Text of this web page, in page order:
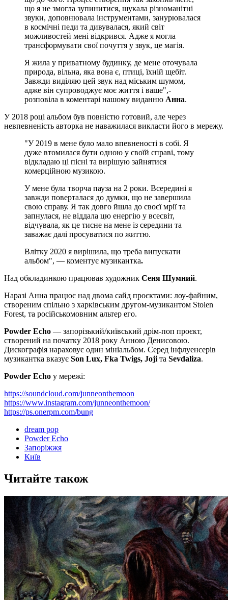
що я не змогла зупинитися, шукала різноманітні
звуки, доповнювала інструментами, занурювалася
в космічні педи та дивувалася, який світ
можливостей мені відкрився. Адже я могла
трансформувати свої почуття у звук, це магія.
Я жила у приватному будинку, де мене оточувала
природа, вільна, яка вона є, птиці, їхній щебіт.
Завжди виділяю цей звук над міським шумом,
адже він супроводжує моє життя і ваше",-
розповіла в коментарі нашому виданню Анна.
У 2018 році альбом був повністю готовий, але через
невпевненість авторка не наважилася викласти його в мережу.
"У 2019 в мене було мало впевненості в собі. Я
дуже втомилася бути одною у своїй справі, тому
відкладаю ці пісні та вирішую зайнятися
комерційною музикою.
У мене була творча пауза на 2 роки. Всередині я
завжди поверталася до думки, що не завершила
свою справу. Я так довго йшла до своєї мрії та
запнулася, не віддала цю енергію у всесвіт,
відчувала, як це тисне на мене із середини та
заважає далі просуватися по життю.
Влітку 2020 я вирішила, що треба випускати
альбом", — коментує музикантка.
Над обкладинкою працював художник Сеня Шумний.
Наразі Анна працює над двома сайд проєктами: лоу-файним,
створеним спільно з харківським другом-музикантом Stolen
Forest, та російськомовним альтер его.
Powder Echo — запорізький/київський дрім-поп проєкт,
створений на початку 2018 року Анною Денисовою.
Дискографія нараховує один мініальбом. Серед інфлуенсерів
музикантка вказує Son Lux, Fka Twigs, Joji та Sevdaliza.
Powder Echo у мережі:
https://soundcloud.com/junneonthemoon
https://www.instagram.com/junneonthemoon/
https://ps.onerpm.com/bung
dream pop
Powder Echo
Запоріжжя
Київ
Читайте також